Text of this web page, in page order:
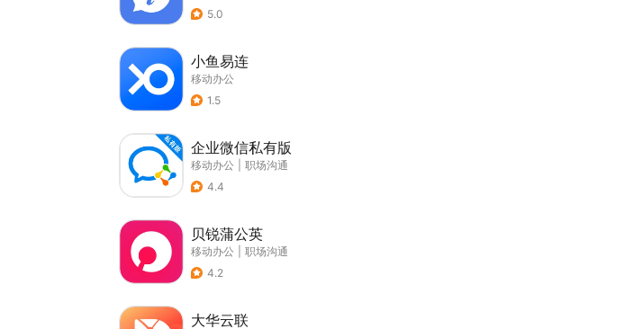
5.0
小鱼易连
移动办公
1.5
企业微信私有版
移动办公
职场沟通
4.4
贝锐蒲公英
移动办公
职场沟通
4.2
大华云联